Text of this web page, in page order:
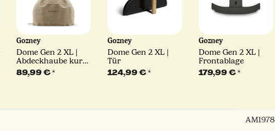
Gozney
Dome Gen 2 XL |
Abdeckhaube kurz |
braun
89,99 €*
Gozney
Dome Gen 2 XL |
Tür
124,99 €*
Gozney
Dome Gen 2 XL |
Frontablage
179,99 €*
AM1978